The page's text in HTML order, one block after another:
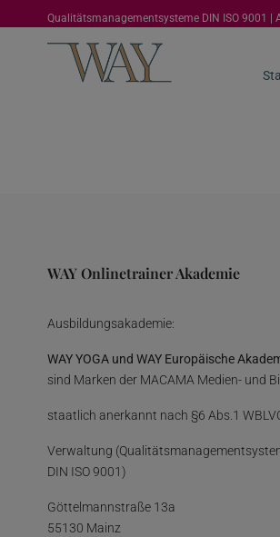
Qualitätsmanagementsysteme DIN ISO 9001 |
WAY Onlinetrainer Akademie
Ausbildungsakademie:
WAY YOGA und WAY Europäische
sind Marken der MACAMA Medien- und
staatlich anerkannt nach §6 Abs.1
Verwaltung
DIN ISO 9001)
Göttelmannstraße 13a
55130 Mainz